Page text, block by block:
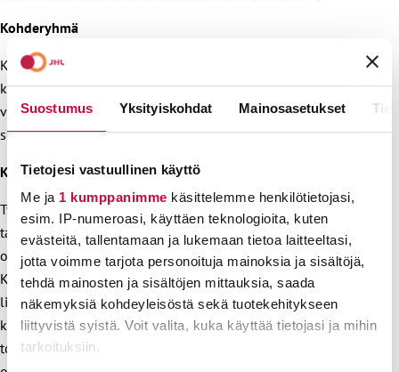
Suostumus Yksityiskohdat Mainosasetukset
Tietojesi vastuullinen käyttö
Me ja 1 kumppanimme käsittelemme henkilötietojasi,
esim. IP-numeroasi, käyttäen teknologioita, kuten
evästeitä, tallentamaan ja lukemaan tietoa laitteeltasi,
jotta voimme tarjota personoituja mainoksia ja sisältöjä,
tehdä mainosten ja sisältöjen mittauksia, saada
näkemyksiä kohdeyleisöstä sekä tuotekehitykseen
liittyvistä syistä. Voit valita, kuka käyttää tietojasi ja mihin
tarkoituksiin.
Kohderyhmä
Koulutus on suunnattu ensisijaisesti suomea vieraana
kielenä puhuville hoitajille, joiden suomen kielen taito on
vähintään A2.2. Mikäli kurssilla on tilaa, voi myös muut
suomen oppijat osallistua.
Keskeinen sisältö
Työelämän käytännön kielitaitoon keskittyvä koulutus on
tarkoitettu ensisijaisesti hoitajina työskenteleville suomen
oppijoille, joiden suomen kielen taitotaso on vähintään A2.2.
Koulutuksen tarkoitus on vahvistaa oman alan sanastoa,
lisätä itsevarmuutta suomen puhumiseen sekä parantaa
kieliopillista tarkkuutta. Koulutus edistää hoitoalan työssä
toimimisen lisäksi työturvallisuutta sekä tutustuttaa